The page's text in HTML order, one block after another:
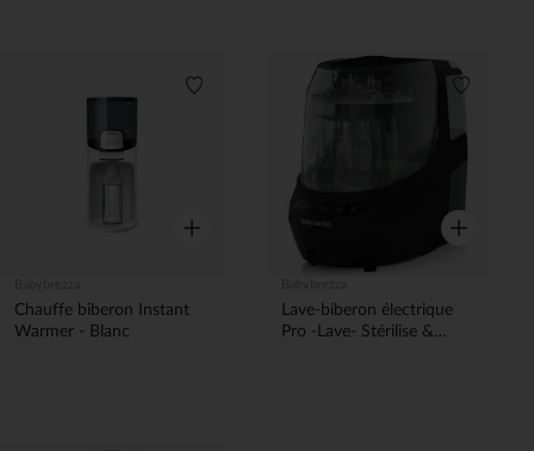
Aperçu rapide
Chauffe biberon Instant
Warmer - Blanc
Aperçu
Lave-biberon électrique
Pro -Lave- Stérilise &